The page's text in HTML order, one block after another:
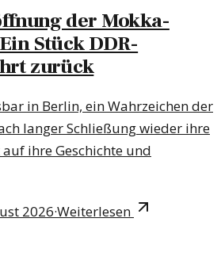
der Mokka-
Stück DDR-
zurück
in Berlin, ein Wahrzeichen der
langer Schließung wieder ihre
ihre Geschichte und
2026·Weiterlesen